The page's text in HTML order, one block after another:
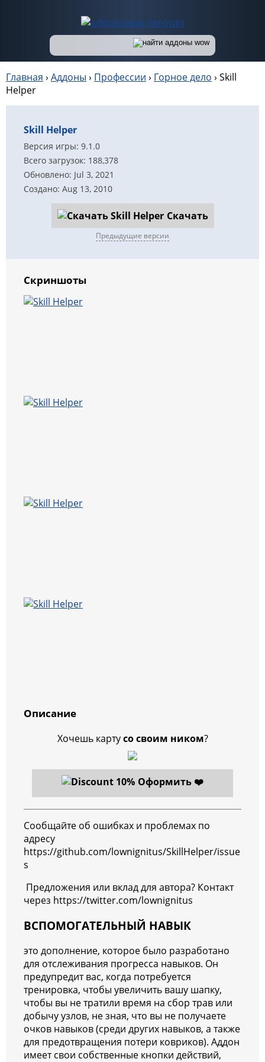
Главная › Аддоны › Профессии › Горное дело › Skill
Helper
Skill Helper
Версия игры: 9.1.0
Всего загрузок: 188,378
Обновлено: Jul 3, 2021
Создано: Aug 13, 2010
Скачать
Предыдущие версии
Скриншоты
Описание
Хочешь картусо своим ником?
Оформить ❤️
Сообщайте об ошибках и проблемах по
адресу
https://github.com/lownignitus/SkillHelper/issue
s
Предложения или вклад для автора? Контакт
через https://twitter.com/lownignitus
ВСПОМОГАТЕЛЬНЫЙ НАВЫК
это дополнение, которое было разработано
для отслеживания прогресса навыков. Он
предупредит вас, когда потребуется
тренировка, чтобы увеличить вашу шапку,
чтобы вы не тратили время на сбор трав или
добычу узлов, не зная, что вы не получаете
очков навыков (среди других навыков, а также
для предотвращения потери ковриков). Аддон
имеет свои собственные кнопки действий,